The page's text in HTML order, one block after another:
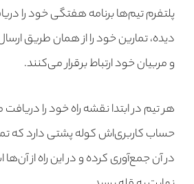
پلتفرم تیم‌ها برنامه هفتگی خود را
دیده، تمارین خود را از همان طریق
و مربیان خود ارتباط برقرار می‌کنند.
هر تیم در ابتدا نقشه راه خود را
حساب کاربری‌اش کوله پشتی دارد که
در آن جمع‌آوری کرده و در این راه از